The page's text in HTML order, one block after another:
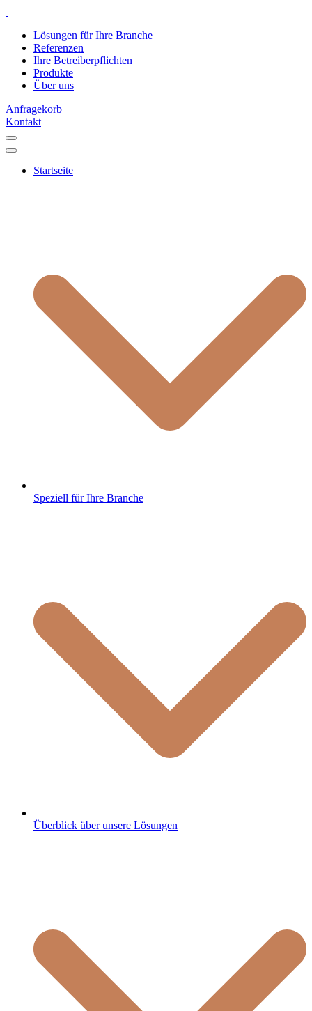
Lösungen für Ihre Branche
Referenzen
Ihre Betreiberpflichten
Produkte
Über uns
Anfragekorb
Kontakt
Startseite
Speziell für Ihre Branche
Überblick über unsere Lösungen